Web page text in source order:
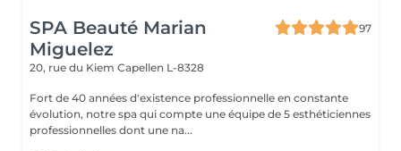
SPA Beauté Marian
Miguelez
97
20, rue du Kiem Capellen L-8328
Fort de 40 années d'existence professionnelle en constante
évolution, notre spa qui compte une équipe de 5 esthéticiennes
professionnelles dont une na...